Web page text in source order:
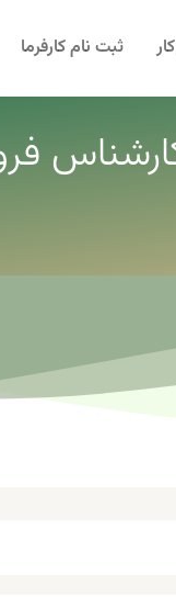
ثبت نام کارفرما